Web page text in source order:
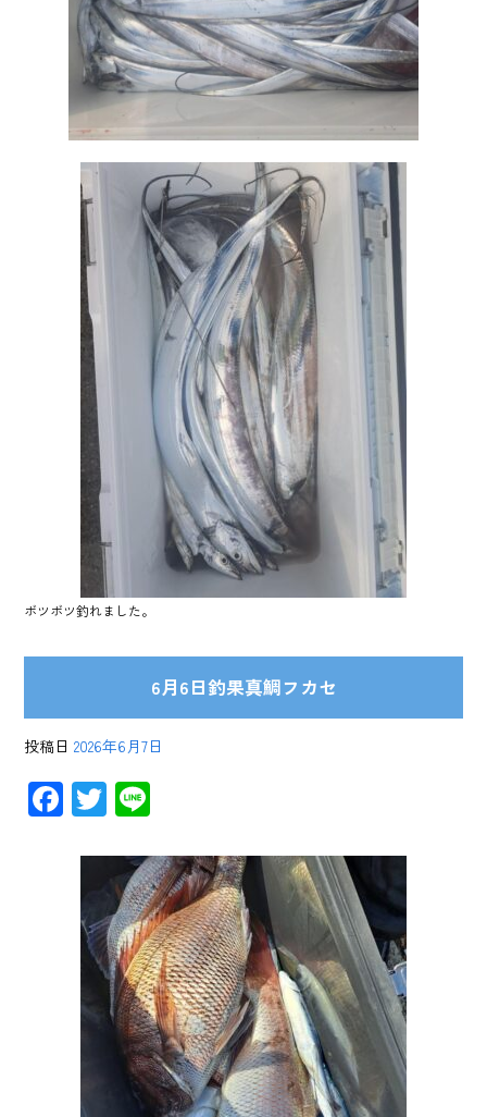
ボツボツ釣れました。
6月6日釣果真鯛フカセ
投稿日 2026年6月7日
F
e
b
o
ok
T
tt
er